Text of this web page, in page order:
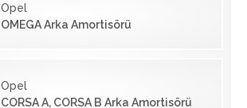
Opel
OMEGA Arka Amortisörü
Opel
CORSA A, CORSA B Arka Amortisörü